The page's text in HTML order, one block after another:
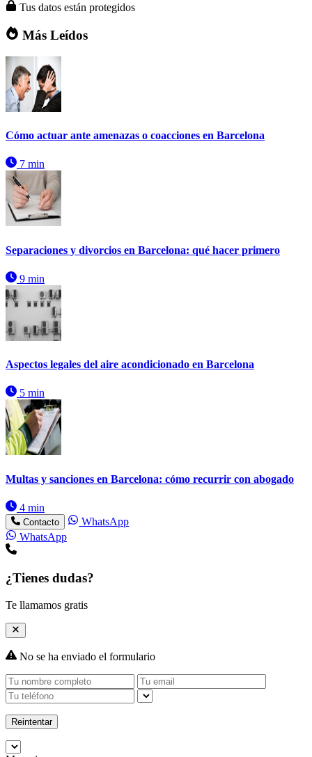
Tus datos están protegidos
Más Leídos
Cómo actuar ante amenazas o coacciones en Barcelona
7 min
Separaciones y divorcios en Barcelona: qué hacer primero
9 min
Aspectos legales del aire acondicionado en Barcelona
5 min
Multas y sanciones en Barcelona: cómo recurrir con abogado
4 min
Contacto
WhatsApp
WhatsApp
¿Tienes dudas?
Te llamamos gratis
No se ha enviado el formulario
Reintentar